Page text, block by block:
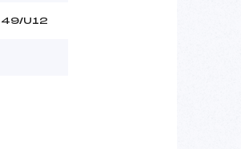
49/U12